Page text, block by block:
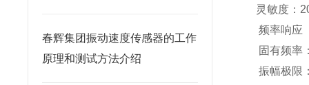
春辉集团振动速度传感器的工作
原理和测试方法介绍
灵敏度：
频率响应
固有频率
振幅极限